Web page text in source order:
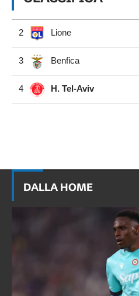
2 Lione
3 Benfica
4 H. Tel-Aviv
DALLA HOME